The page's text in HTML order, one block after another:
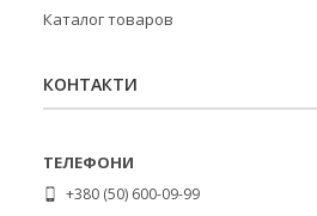
Каталог товаров
КОНТАКТИ
+380 (50) 600-09-99